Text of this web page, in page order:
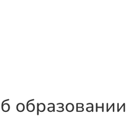
образовании